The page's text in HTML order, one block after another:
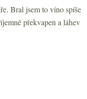
Bral jsem to víno spíše
překvapen a láhev